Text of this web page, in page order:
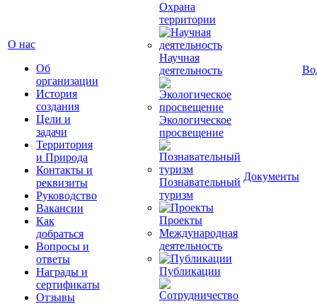
О нас
Об
организации
История
создания
Цели и
задачи
Территория
и Природа
Контакты и
реквизиты
Руководство
Вакансии
Как
добраться
Вопросы и
ответы
Награды и
сертификаты
Отзывы
Охрана
территории
Научная
деятельность
Экологическое
просвещение
Познавательный
туризм
Проекты
Международная
деятельность
Публикации
Документы